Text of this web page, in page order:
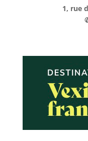
1, rue